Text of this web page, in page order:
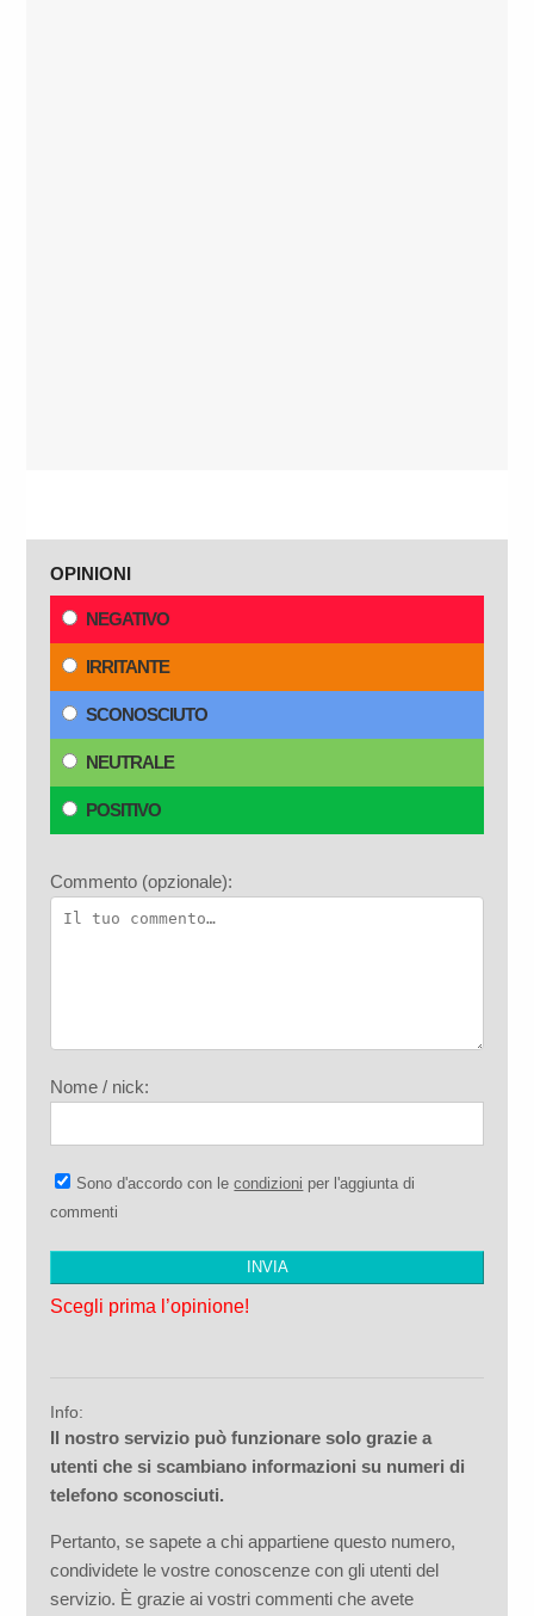
OPINIONI
NEGATIVO
IRRITANTE
SCONOSCIUTO
NEUTRALE
POSITIVO
Commento (opzionale):
Nome / nick:
Sono d'accordo con lecondizioni per l'aggiunta di
commenti
Scegli prima l’opinione!
Info:
Il nostro servizio può funzionare solo grazie a
utenti che si scambiano informazioni su numeri di
telefono sconosciuti.
Pertanto, se sapete a chi appartiene questo numero,
condividete le vostre conoscenze con gli utenti del
servizio. È grazie ai vostri commenti che avete